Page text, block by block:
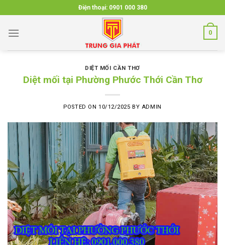
to
content
Điện thoại: 0901 000 380
0
DIỆT MỐI CẦN THƠ
Diệt mối tại Phường Phước Thới Cần Thơ
POSTED ON 10/12/2025 BY ADMIN